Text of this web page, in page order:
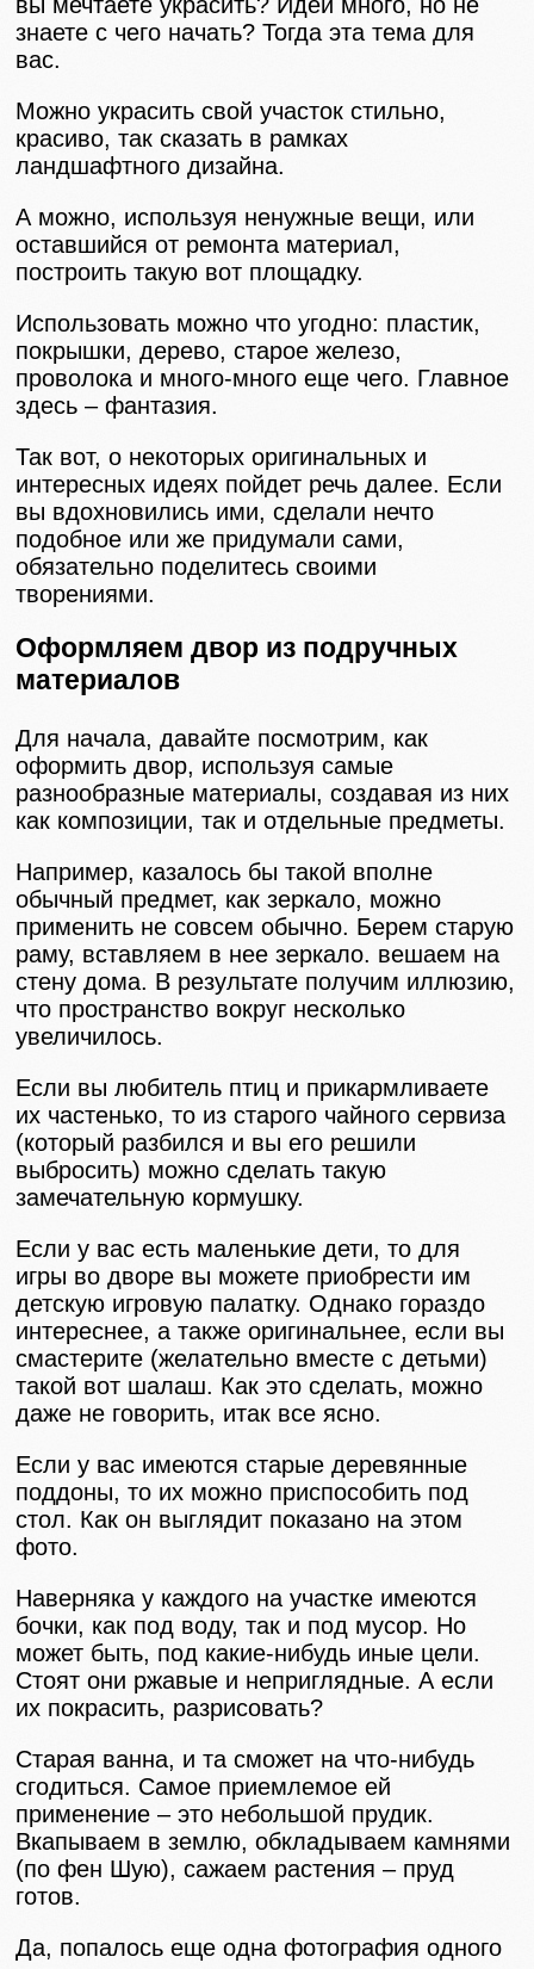
знаете с чего начать? Тогда эта тема для
вас.
Можно украсить свой участок стильно,
красиво, так сказать в рамках
ландшафтного дизайна.
А можно, используя ненужные вещи, или
оставшийся от ремонта материал,
построить такую вот площадку.
Использовать можно что угодно: пластик,
покрышки, дерево, старое железо,
проволока и много-много еще чего. Главное
здесь – фантазия.
Так вот, о некоторых оригинальных и
интересных идеях пойдет речь далее. Если
вы вдохновились ими, сделали нечто
подобное или же придумали сами,
обязательно поделитесь своими
творениями.
Оформляем двор из подручных
материалов
Для начала, давайте посмотрим, как
оформить двор, используя самые
разнообразные материалы, создавая из них
как композиции, так и отдельные предметы.
Например, казалось бы такой вполне
обычный предмет, как зеркало, можно
применить не совсем обычно. Берем старую
раму, вставляем в нее зеркало. вешаем на
стену дома. В результате получим иллюзию,
что пространство вокруг несколько
увеличилось.
Если вы любитель птиц и прикармливаете
их частенько, то из старого чайного сервиза
(который разбился и вы его решили
выбросить) можно сделать такую
замечательную кормушку.
Если у вас есть маленькие дети, то для
игры во дворе вы можете приобрести им
детскую игровую палатку. Однако гораздо
интереснее, а также оригинальнее, если вы
смастерите (желательно вместе с детьми)
такой вот шалаш. Как это сделать, можно
даже не говорить, итак все ясно.
Если у вас имеются старые деревянные
поддоны, то их можно приспособить под
стол. Как он выглядит показано на этом
фото.
Наверняка у каждого на участке имеются
бочки, как под воду, так и под мусор. Но
может быть, под какие-нибудь иные цели.
Стоят они ржавые и неприглядные. А если
их покрасить, разрисовать?
Старая ванна, и та сможет на что-нибудь
сгодиться. Самое приемлемое ей
применение – это небольшой прудик.
Вкапываем в землю, обкладываем камнями
(по фен Шую), сажаем растения – пруд
готов.
Да, попалось еще одна фотография одного